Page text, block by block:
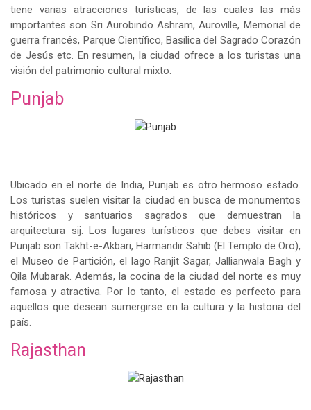
tiene varias atracciones turísticas, de las cuales las más
importantes son Sri Aurobindo Ashram, Auroville, Memorial de
guerra francés, Parque Científico, Basílica del Sagrado Corazón
de Jesús etc. En resumen, la ciudad ofrece a los turistas una
visión del patrimonio cultural mixto.
Punjab
Ubicado en el norte de India, Punjab es otro hermoso estado.
Los turistas suelen visitar la ciudad en busca de monumentos
históricos y santuarios sagrados que demuestran la
arquitectura sij. Los lugares turísticos que debes visitar en
Punjab son Takht-e-Akbari, Harmandir Sahib (El Templo de Oro),
el Museo de Partición, el lago Ranjit Sagar, Jallianwala Bagh y
Qila Mubarak. Además, la cocina de la ciudad del norte es muy
famosa y atractiva. Por lo tanto, el estado es perfecto para
aquellos que desean sumergirse en la cultura y la historia del
país.
Rajasthan